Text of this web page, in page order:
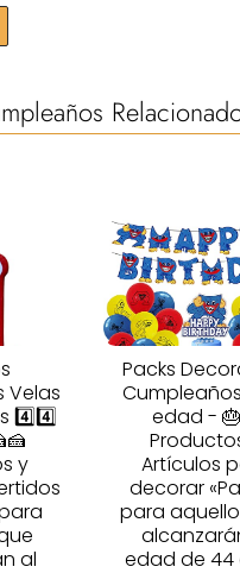
Velas
4️⃣4️⃣
y
al
Packs
edad -
Artículos
decorar
para
edad de 44